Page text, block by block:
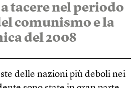
tacere nel periodo
comunismo e la
del 2008
delle nazioni più deboli nei